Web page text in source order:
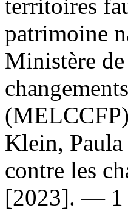
territoires
patrimoine
Ministère
Klein,
contre les
[2023]. — 1